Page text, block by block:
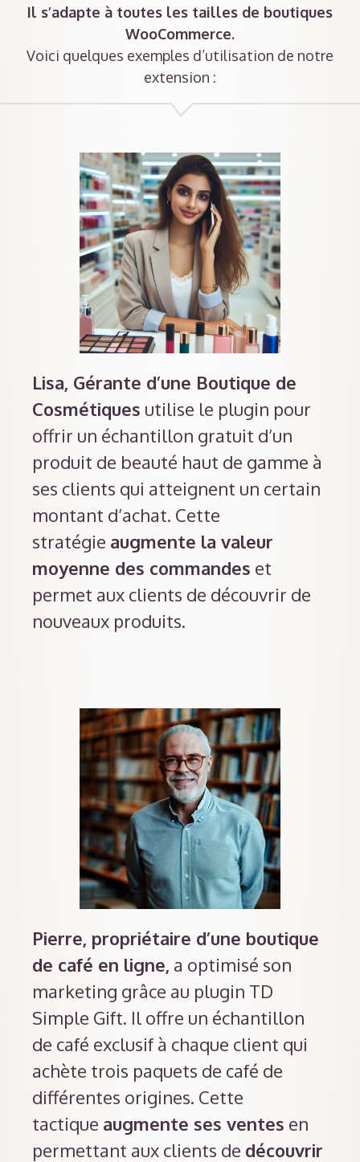
Il s’adapte à toutes les tailles de boutiques
WooCommerce.
Voici quelques exemples d’utilisation de notre
extension :
Lisa, Gérante d’une Boutique de
Cosmétiques utilise le plugin pour
offrir un échantillon gratuit d’un
produit de beauté haut de gamme à
ses clients qui atteignent un certain
montant d’achat. Cette
stratégie augmente la valeur
moyenne des commandes et
permet aux clients de découvrir de
nouveaux produits.
Pierre, propriétaire d’une boutique
de café en ligne, a optimisé son
marketing grâce au plugin TD
Simple Gift. Il offre un échantillon
de café exclusif à chaque client qui
achète trois paquets de café de
différentes origines. Cette
tactique augmente ses ventes en
permettant aux clients de découvrir